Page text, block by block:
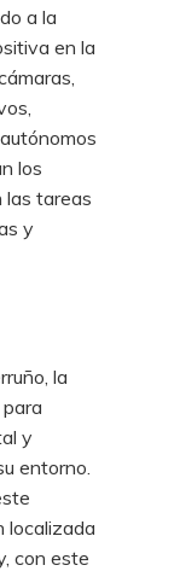
a la
en la
los
las tareas
y
la
y
entorno.
localizada
con este